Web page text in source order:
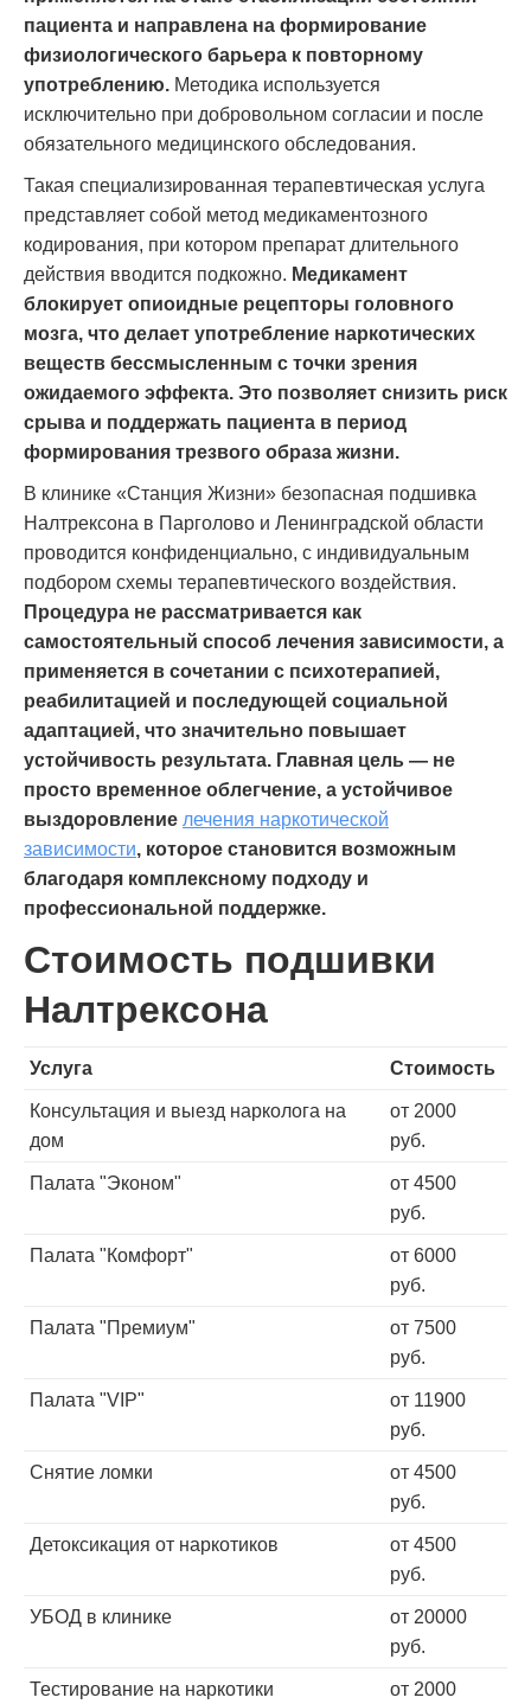
пациента и направлена на формирование
физиологического барьера к повторному
употреблению. Методика используется
исключительно при добровольном согласии и после
обязательного медицинского обследования.
Такая специализированная терапевтическая услуга
представляет собой метод медикаментозного
кодирования, при котором препарат длительного
действия вводится подкожно. Медикамент
блокирует опиоидные рецепторы головного
мозга, что делает употребление наркотических
веществ бессмысленным с точки зрения
ожидаемого эффекта. Это позволяет снизить риск
срыва и поддержать пациента в период
формирования трезвого образа жизни.
В клинике «Станция Жизни» безопасная подшивка
Налтрексона в Парголово и Ленинградской области
проводится конфиденциально, с индивидуальным
подбором схемы терапевтического воздействия.
Процедура не рассматривается как
самостоятельный способ лечения зависимости, а
применяется в сочетании с психотерапией,
реабилитацией и последующей социальной
адаптацией, что значительно повышает
устойчивость результата. Главная цель — не
просто временное облегчение, а устойчивое
выздоровление лечения наркотической
зависимости, которое становится возможным
благодаря комплексному подходу и
профессиональной поддержке.
Стоимость подшивки
Налтрексона
Услуга Стоимость
Консультация и выезд нарколога на
дом
от 2000
руб.
Палата "Эконом"
от 4500
руб.
Палата "Комфорт"
от 6000
руб.
Палата "Премиум"
от 7500
руб.
Палата "VIP"
от 11900
руб.
Снятие ломки
от 4500
руб.
Детоксикация от наркотиков
от 4500
руб.
УБОД в клинике
от 20000
руб.
Тестирование на наркотики
от 2000